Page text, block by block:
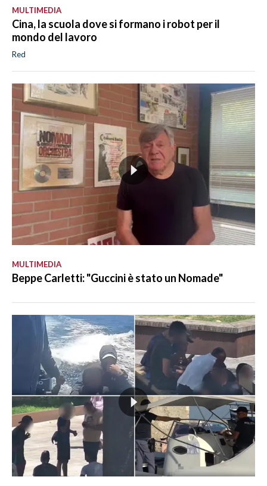
MULTIMEDIA
Cina, la scuola dove si formano i robot per il
mondo del lavoro
Red
MULTIMEDIA
Beppe Carletti: "Guccini è stato un Nomade"